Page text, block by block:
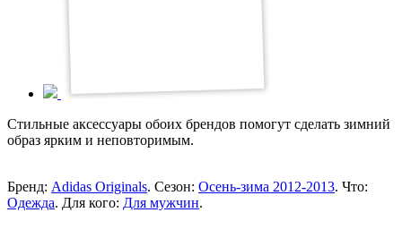
Стильные аксессуары обоих брендов помогут сделать зимний
образ ярким и неповторимым.
Бренд: Adidas Originals. Сезон: Осень-зима 2012-2013. Что:
Одежда. Для кого: Для мужчин.